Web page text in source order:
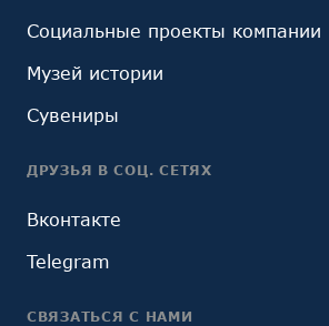
Социальные проекты компании
Музей истории
Сувениры
ДРУЗЬЯ В СОЦ. СЕТЯХ
Вконтакте
Telegram
СВЯЗАТЬСЯ С НАМИ